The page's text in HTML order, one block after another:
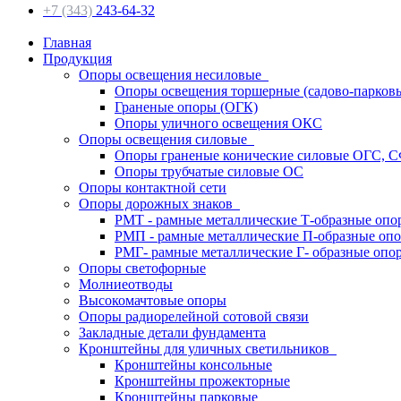
+7 (343) 243-64-32
Главная
Продукция
Опоры освещения несиловые
Опоры освещения торшерные (садово-
Граненые опоры (ОГК)
Опоры уличного освещения ОКС
Опоры освещения силовые
Опоры граненые конические силовые ОГС,
Опоры трубчатые силовые ОС
Опоры контактной сети
Опоры дорожных знаков
РМТ - рамные металлические Т-образные
РМП - рамные металлические П-образные
РМГ- рамные металлические Г- образные
Опоры светофорные
Молниеотводы
Высокомачтовые опоры
Опоры радиорелейной сотовой связи
Закладные детали фундамента
Кронштейны для уличных светильников
Кронштейны консольные
Кронштейны прожекторные
Кронштейны парковые